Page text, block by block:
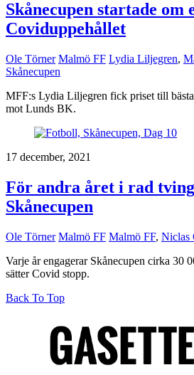
Skånecupen startade om
Coviduppehållet
Ole Törner Malmö FF Lydia Liljegren,
Skånecupen
MFF:s Lydia Liljegren fick priset till
mot Lunds BK.
17 december, 2021
För andra året i rad
Skånecupen
Ole Törner Malmö FF Malmö FF, Niclas
Varje år engagerar Skånecupen cirka 30
sätter Covid stopp.
Back To Top